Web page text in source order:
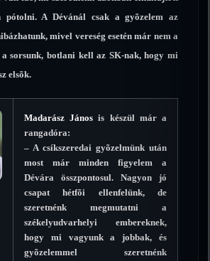
pótolni. A Dévánál csak a gyõzelem az
mivel vereség esetén már nem a
a sorsunk, botlani kell az SK-nak, hogy mi
elsõk.
Madarász János is készül már a
rangadóra:
– A csíkszeredai gyõzelmünk után
most már minden figyelem a
Dévára összpontosul. Nagyon jó
csapat hétfõi ellenfelünk, de
szeretnénk megmutatni a
székelyudvarhelyi embereknek,
hogy mi vagyunk a jobbak, és
gyõzelemmel szeretnénk